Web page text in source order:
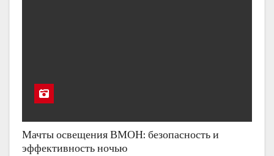
Мачты освещения ВМОН: безопасность и
эффективность ночью